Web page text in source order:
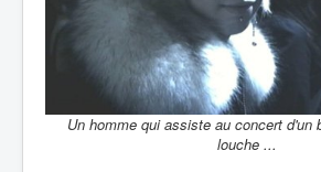
Un homme qui assiste au concert d'un
louche ...